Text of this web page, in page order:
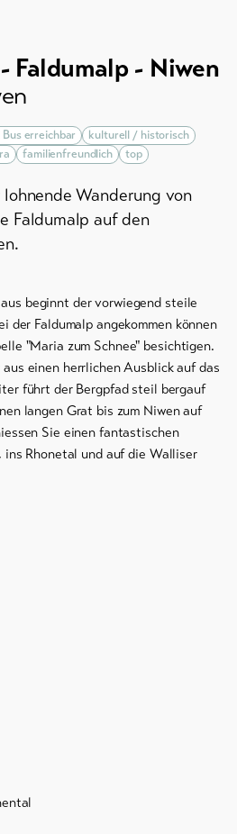
Faldumalp - Niwen
erreichbar
kulturell / historisch
familienfreundlich
top
Wanderung von
Faldumalp auf den
beginnt der vorwiegend steile
der Faldumalp angekommen können
"Maria zum Schnee" besichtigen.
einen herrlichen Ausblick auf das
führt der Bergpfad steil bergauf
langen Grat bis zum Niwen auf
Sie einen fantastischen
Rhonetal und auf die Walliser